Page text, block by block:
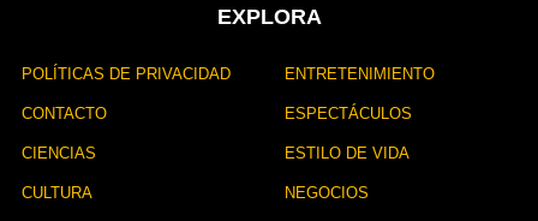
EXPLORA
POLÍTICAS DE PRIVACIDAD
CONTACTO
CIENCIAS
CULTURA
ENTRETENIMIENTO
ESPECTÁCULOS
ESTILO DE VIDA
NEGOCIOS